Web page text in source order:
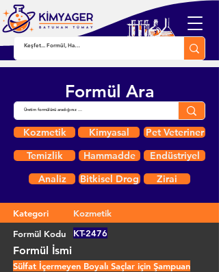
Formül Ara
Kozmetik Kimyasal
Pet Veteriner
Temizlik
Hammadde
Endüstriyel
Analiz
Bitkisel Drog Zirai
Kategori
Kozmetik
Formül Kodu
KT-2476
Formül İsmi
Sülfat İçermeyen Boyalı Saçlar için Şampuan